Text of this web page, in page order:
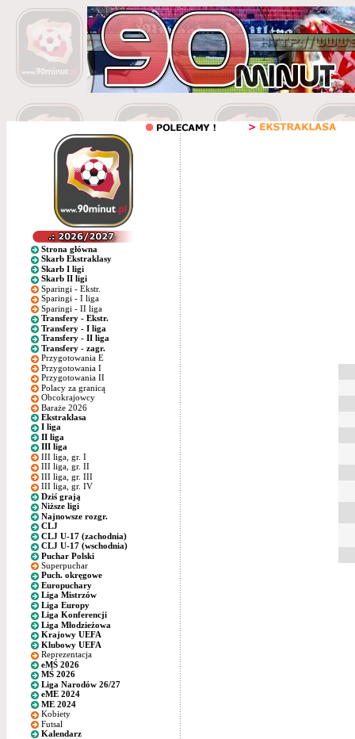
Strona główna
Skarb Ekstraklasy
Skarb I ligi
Skarb II ligi
Sparingi - Ekstr.
Sparingi - I liga
Sparingi - II liga
Transfery - Ekstr.
Transfery - I liga
Transfery - II liga
Transfery - zagr.
Przygotowania E
Przygotowania I
Przygotowania II
Polacy za granicą
Obcokrajowcy
Baraże 2026
Ekstraklasa
I liga
II liga
III liga
III liga, gr. I
III liga, gr. II
III liga, gr. III
III liga, gr. IV
Dziś grają
Niższe ligi
Najnowsze rozgr.
CLJ
CLJ U-17 (zachodnia)
CLJ U-17 (wschodnia)
Puchar Polski
Superpuchar
Puch. okręgowe
Europuchary
Liga Mistrzów
Liga Europy
Liga Konferencji
Liga Młodzieżowa
Krajowy UEFA
Klubowy UEFA
Reprezentacja
eMŚ 2026
MŚ 2026
Liga Narodów 26/27
eME 2024
ME 2024
Kobiety
Futsal
Kalendarz